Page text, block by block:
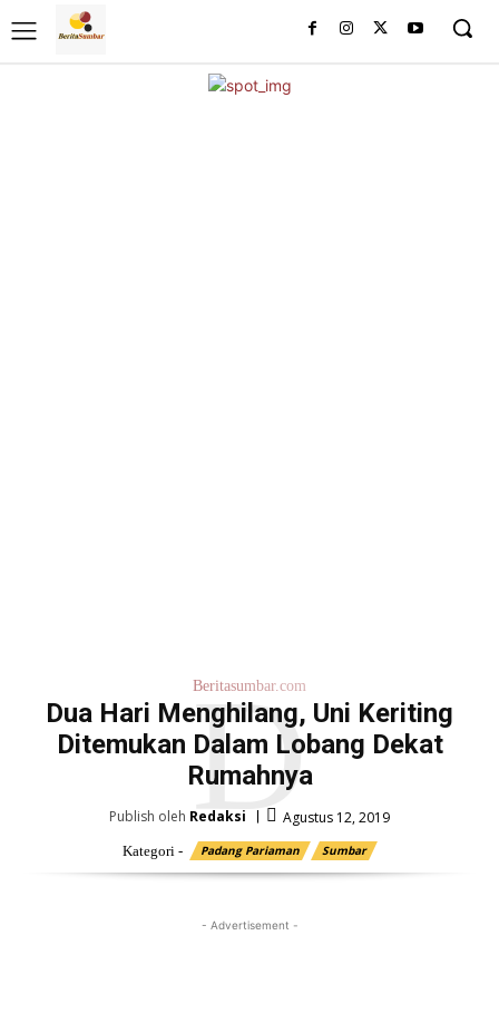
Beritasumbar.com
Dua Hari Menghilang, Uni Keriting
Ditemukan Dalam Lobang Dekat
Rumahnya
D
Publish oleh Redaksi Agustus 12, 2019
Kategori - Padang Pariaman Sumbar
- Advertisement -